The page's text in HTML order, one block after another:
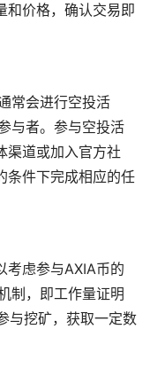
和价格，确认交易即
常会进行空投活
与者。参与空投活
渠道或加入官方社
条件下完成相应的任
考虑参与AXIA币的
制，即工作量证明
与挖矿，获取一定数